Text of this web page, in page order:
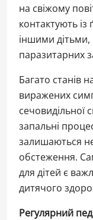
на свіжому
контактують
іншими дітьми,
паразитарних
Багато станів
виражених
сечовидільної
запальні
залишаються
обстеження.
для дітей є
дитячого
Регулярний